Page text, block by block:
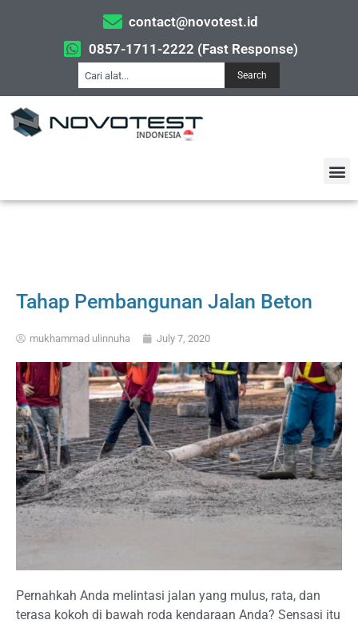
contact@novotest.id
0857-1711-2222 (Fast Response)
Search
Tahap Pembangunan Jalan Beton
mukhammad ulinnuha July 7, 2020
Pernahkah Anda melintasi jalan yang mulus, rata, dan
terasa kokoh di bawah roda kendaraan Anda? Sensasi itu